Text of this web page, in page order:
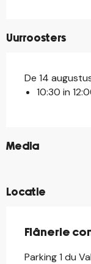
Uurroosters
De 14
10:30 in
Media
©
©
Locatie
Flânerie
Parking 1 du